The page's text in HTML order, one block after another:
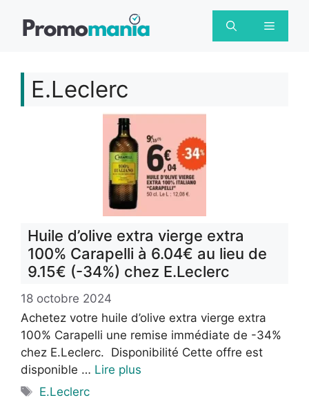
Menu
E.Leclerc
Huile d’olive extra vierge extra
100% Carapelli à 6.04€ au lieu de
9.15€ (-34%) chez E.Leclerc
18 octobre 2024
Achetez votre huile d’olive extra vierge extra
100% Carapelli une remise immédiate de -34%
chez E.Leclerc. Disponibilité Cette offre est
disponible … Lire plus
Étiquettes
E.Leclerc